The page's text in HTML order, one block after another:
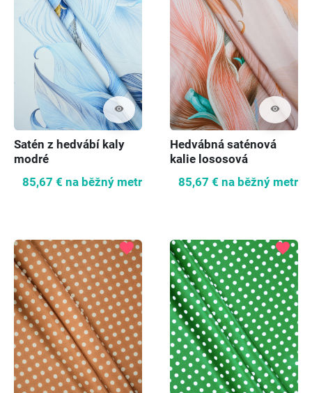
visibility
Satén z hedvábí kaly
modré
85,67 € na běžný metr
visibility
Hedvábná saténová
kalie lososová
85,67 € na běžný metr
favorite favorite